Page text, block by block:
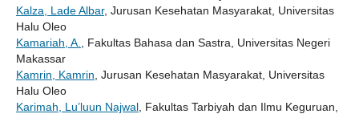
Kalza, Lade Albar, Jurusan Kesehatan Masyarakat, Universitas
Halu Oleo
Kamariah, A.
, Fakultas Bahasa dan Sastra, Universitas Negeri
Makassar
Kamrin, Kamrin , Jurusan Kesehatan Masyarakat, Universitas
Halu Oleo
Karimah, Lu’luun Najwal, Fakultas Tarbiyah dan Ilmu Keguruan,